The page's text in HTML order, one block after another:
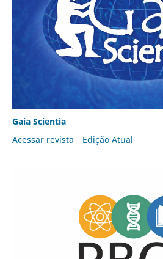
Gaia Scientia
Acessar revista
Edição Atual